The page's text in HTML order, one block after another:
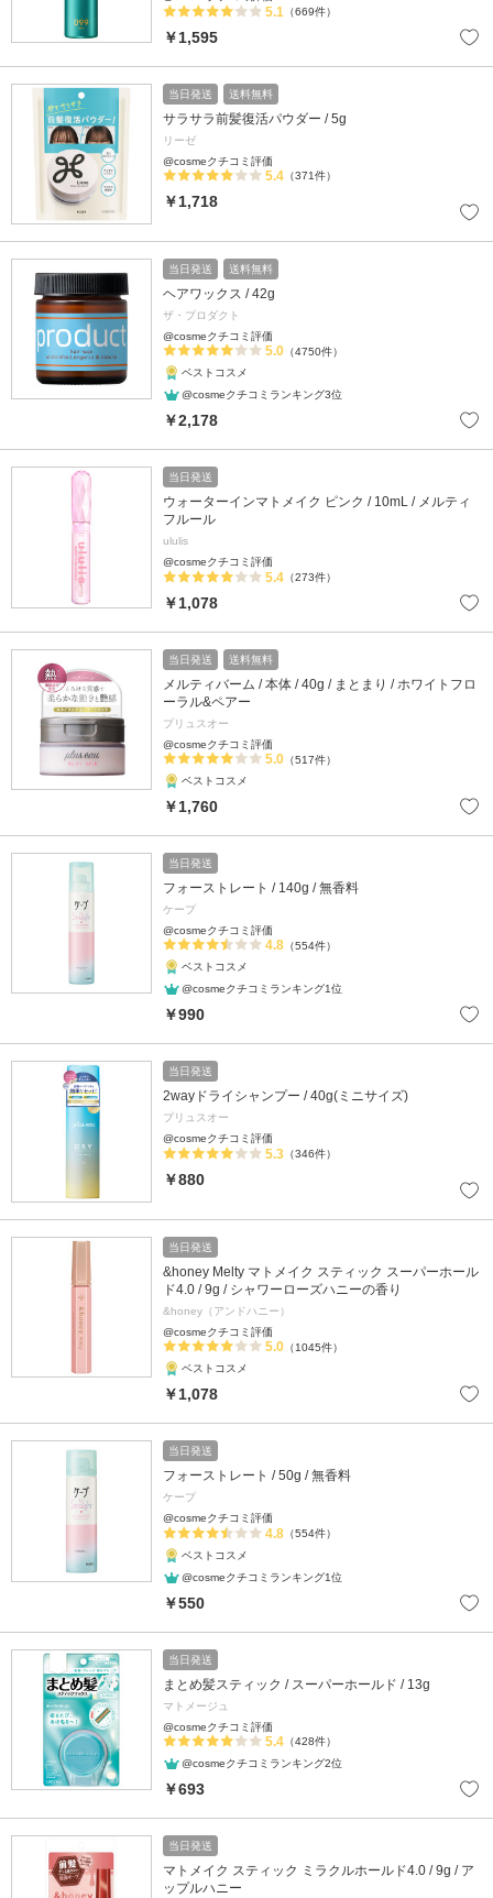
5.1 （669件）
￥1,595
当日発送 送料無料
サラサラ前髪復活パウダー / 5g
リーゼ
@cosmeクチコミ評価
5.4 （371件）
￥1,718
当日発送 送料無料
ヘアワックス / 42g
ザ・プロダクト
@cosmeクチコミ評価
5.0 （4750件）
ベストコスメ
@cosmeクチコミランキング3位
￥2,178
当日発送
ウォーターインマトメイク ピンク / 10mL / メルティ
フルール
ululis
@cosmeクチコミ評価
5.4 （273件）
￥1,078
当日発送 送料無料
メルティバーム / 本体 / 40g / まとまり / ホワイトフロ
ーラル&ペアー
プリュスオー
@cosmeクチコミ評価
5.0 （517件）
ベストコスメ
￥1,760
当日発送
フォーストレート / 140g / 無香料
ケープ
@cosmeクチコミ評価
4.8 （554件）
ベストコスメ
@cosmeクチコミランキング1位
￥990
当日発送
2wayドライシャンプー / 40g(ミニサイズ)
プリュスオー
@cosmeクチコミ評価
5.3 （346件）
￥880
当日発送
&honey Melty マトメイク スティック スーパーホール
ド4.0 / 9g / シャワーローズハニーの香り
&honey（アンドハニー）
@cosmeクチコミ評価
5.0 （1045件）
ベストコスメ
￥1,078
当日発送
フォーストレート / 50g / 無香料
ケープ
@cosmeクチコミ評価
4.8 （554件）
ベストコスメ
@cosmeクチコミランキング1位
￥550
当日発送
まとめ髪スティック / スーパーホールド / 13g
マトメージュ
@cosmeクチコミ評価
5.4 （428件）
@cosmeクチコミランキング2位
￥693
当日発送
マトメイク スティック ミラクルホールド4.0 / 9g / ア
ップルハニー